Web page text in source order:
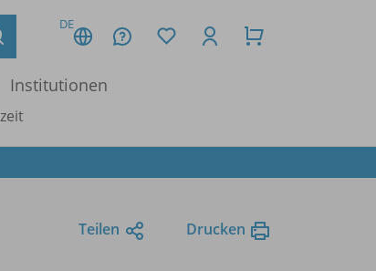
DE
Institutionen
Teilen Drucken